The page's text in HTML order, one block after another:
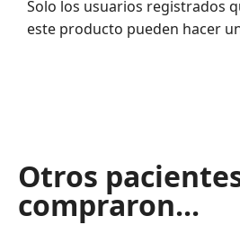
Solo los usuarios registrados
este producto pueden hacer
Otros
compraron...